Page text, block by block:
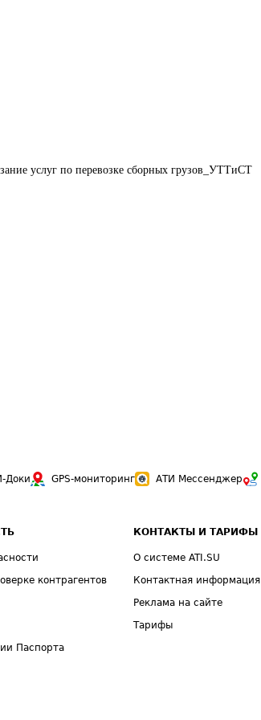
услуг по перевозке сборных грузов_УТТиСТ
Доки GPS-мониторинг АТИ Мессенджер
контрагентов
Паспорта
КОНТАКТЫ И ТАРИФЫ
О системе ATI.SU
Контактная информация
Реклама на сайте
Тарифы